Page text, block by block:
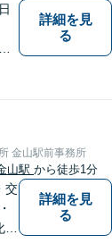
詳細を見
る
金山駅前事務所
山駅 から徒歩1分
交
詳細を見
る